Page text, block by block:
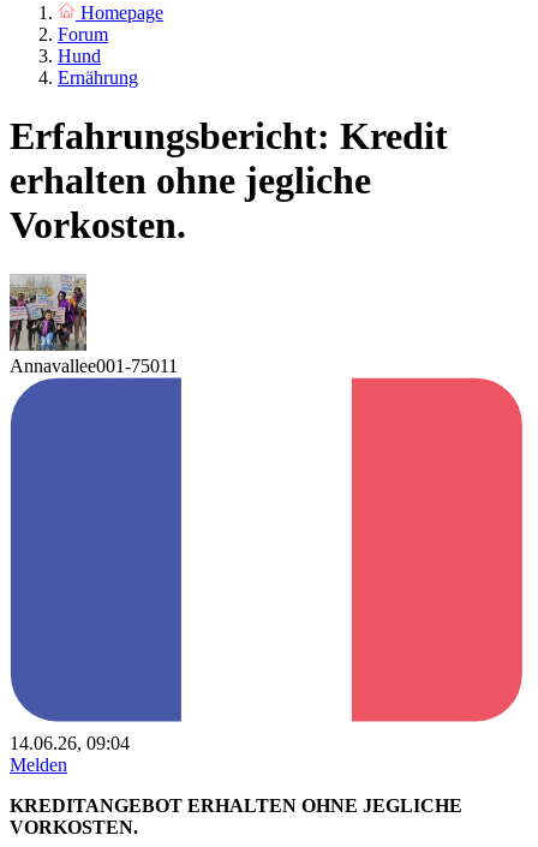
Homepage
Forum
Hund
Ernährung
Erfahrungsbericht: Kredit
erhalten ohne jegliche
Vorkosten.
Annavallee001-75011
14.06.26, 09:04
Melden
KREDITANGEBOT ERHALTEN OHNE JEGLICHE
VORKOSTEN.